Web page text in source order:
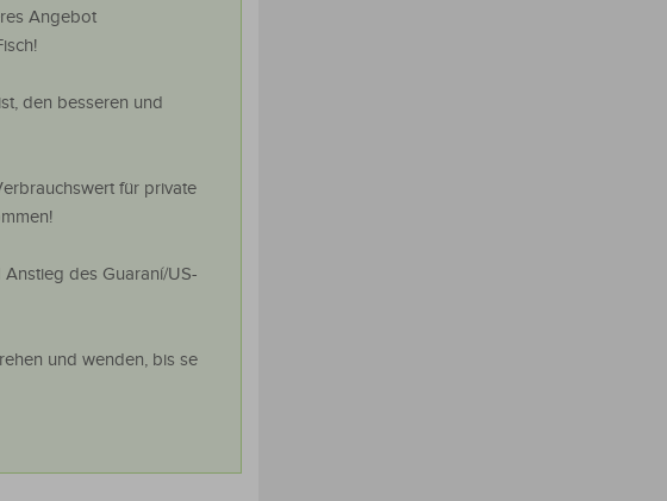
Angebot
den besseren und
für private
des Guaraní/US-
und wenden, bis se